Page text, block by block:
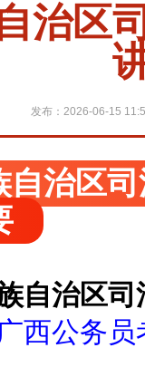
治区
发布：2026-06-15
自治区
自治区
西公务员